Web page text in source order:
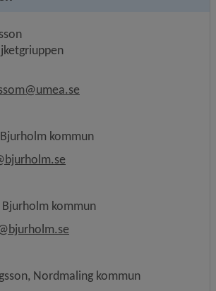
kommun
kommun
Nordmaling kommun